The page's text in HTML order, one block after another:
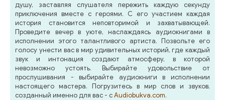
душу, заставляя слушателя пережить каждую секунду
приключения вместе с героями. С его участием каждая
история становится неповторимой и захватывающей.
Проведите вечер в уюте, наслаждаясь аудиокнигами в
исполнении этого талантливого артиста. Позвольте его
голосу унести вас в мир удивительных историй, где каждый
звук и интонация создают атмосферу, в которой
невозможно устоять. Выбирайте удовольствие от
прослушивания - выбирайте аудиокниги в исполнении
настоящего мастера. Погрузитесь в мир слов и звуков,
созданный именно для вас - сAudiobukva.com.